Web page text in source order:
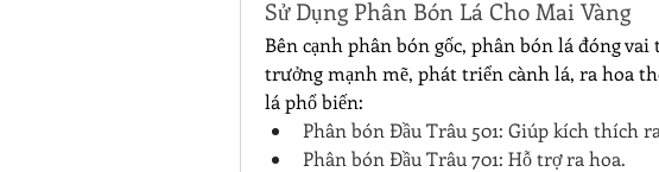
Sử Dụng Phân Bón Lá Cho Mai Vàng
Bên cạnh phân bón gốc, phân bón lá đóng
trưởng mạnh mẽ, phát triển cành lá, ra hoa
lá phổ biến:
Phân bón Đầu Trâu 501: Giúp kích thích
Phân bón Đầu Trâu 701: Hỗ trợ ra hoa.